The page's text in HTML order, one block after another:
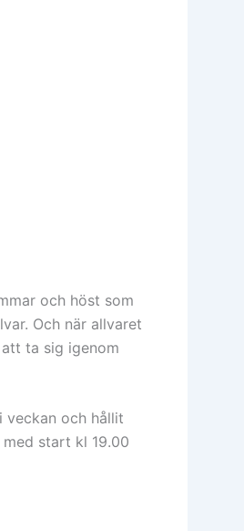
och höst som
Och när allvaret
ta sig igenom
veckan och hållit
start kl 19.00